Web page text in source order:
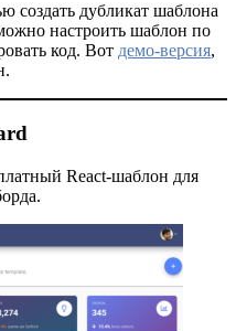
создать дубликат шаблона
настроить шаблон по
код. Вот демо-версия,
React-шаблон для